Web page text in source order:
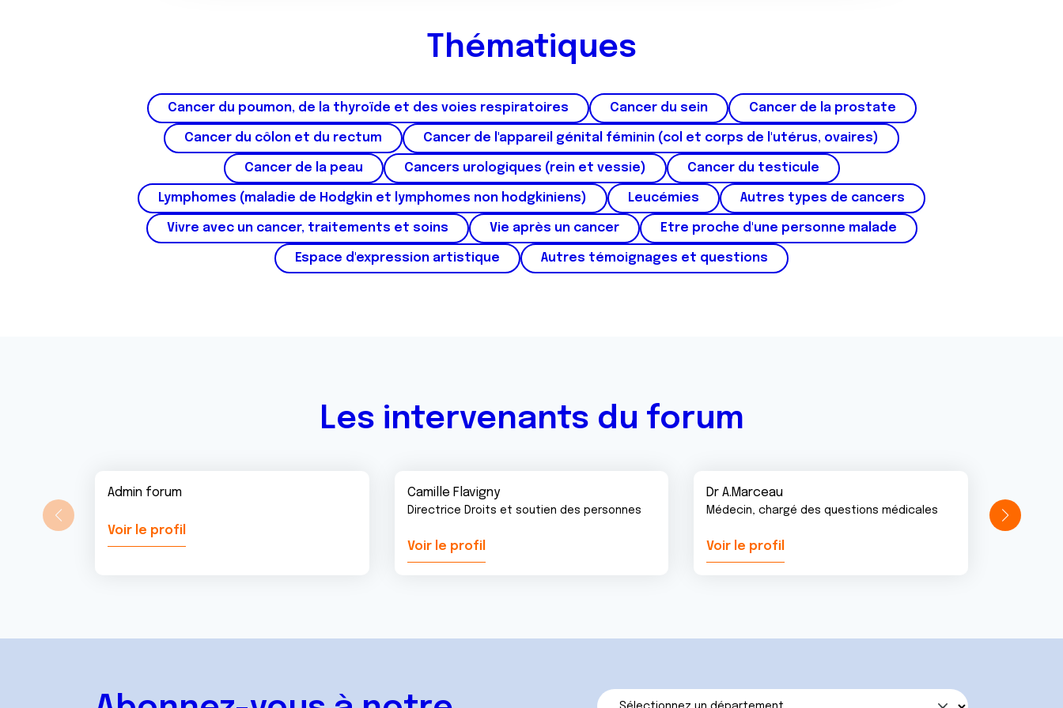
t
e
m
e
Thématiques
Cancer du poumon, de la thyroïde et des voies respiratoires Cancer du sein Cancer de la prostate
Cancer du côlon et du rectum Cancer de l'appareil génital féminin (col et corps de l'utérus, ovaires)
Cancer de la peau Cancers urologiques (rein et vessie) Cancer du testicule
Lymphomes (maladie de Hodgkin et lymphomes non hodgkiniens) Leucémies Autres types de cancers
Vivre avec un cancer, traitements et soins Vie après un cancer Etre proche d'une personne malade
Espace d'expression artistique Autres témoignages et questions
Les intervenants du forum
Admin forum
Voir le profil
Camille Flavigny
Directrice Droits et soutien des personnes
Voir le profil
Dr A.Marceau
Médecin, chargé des questions médicales
Voir le profil